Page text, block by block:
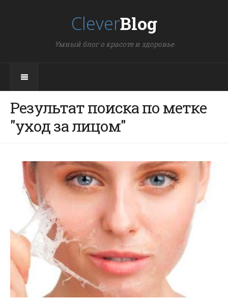
CleverBlog
Умный блог о красоте и здоровье
Результат поиска по метке
"уход за лицом"